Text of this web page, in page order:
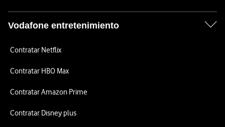
Vodafone entretenimiento
Contratar Netflix
Contratar HBO Max
Contratar Amazon Prime
Contratar Disney plus